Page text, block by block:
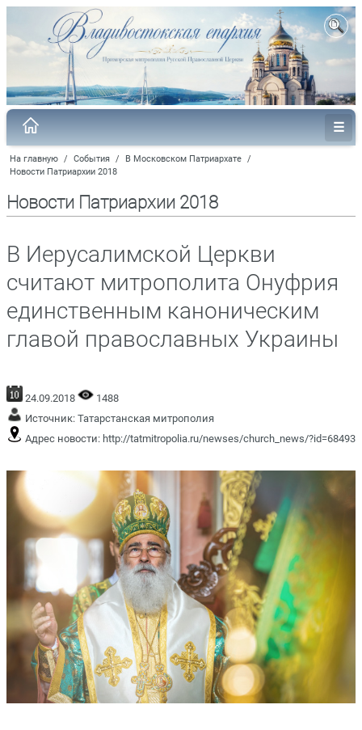
На главную / События / В Московском Патриархате /
Новости Патриархии 2018
Новости Патриархии 2018
В Иерусалимской Церкви
считают митрополита Онуфрия
единственным каноническим
главой православных Украины
24.09.2018
1488
Источник: Татарстанская митрополия
Адрес новости: http://tatmitropolia.ru/newses/church_news/?id=68493